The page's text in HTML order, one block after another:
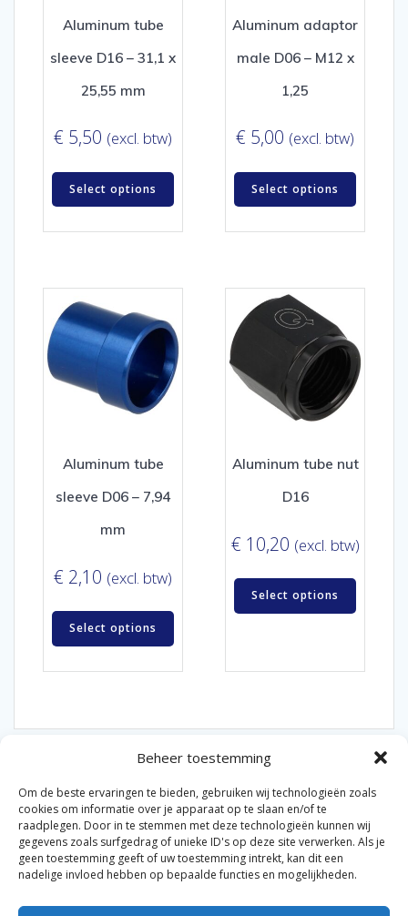
Beheer toestemming
Om de beste ervaringen te bieden, gebruiken wij technologieën zoals
cookies om informatie over je apparaat op te slaan en/of te
raadplegen. Door in te stemmen met deze technologieën kunnen wij
gegevens zoals surfgedrag of unieke ID's op deze site verwerken. Als je
geen toestemming geeft of uw toestemming intrekt, kan dit een
nadelige invloed hebben op bepaalde functies en mogelijkheden.
Aluminum tube
sleeve D16 – 31,1 x
25,55 mm
€ 5,50 (excl. btw)
Select options
Aluminum adaptor
male D06 – M12 x
1,25
€ 5,00 (excl. btw)
Select options
Aluminum tube
sleeve D06 – 7,94
mm
€ 2,10 (excl. btw)
Select options
Aluminum tube nut
D16
€ 10,20 (excl. btw)
Select options
© 2026 Van der Bel Las en Radiateurenbedrijf.
Privacyverklaring|Cookiebeleid|Retourbeleid|